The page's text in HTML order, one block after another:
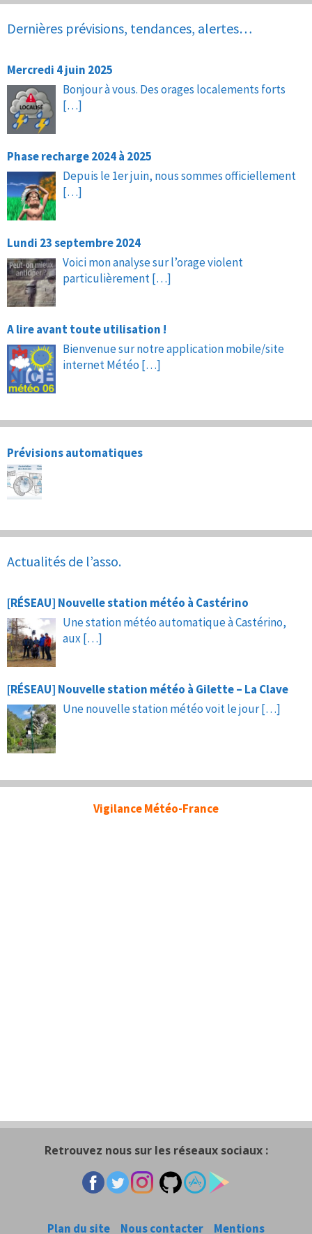
Dernières prévisions, tendances, alertes…
Mercredi 4 juin 2025
Bonjour à vous. Des orages localements forts
[…]
Phase recharge 2024 à 2025
Depuis le 1er juin, nous sommes officiellement
[…]
Lundi 23 septembre 2024
Voici mon analyse sur l’orage violent
particulièrement[…]
A lire avant toute utilisation !
Bienvenue sur notre application mobile/site
internet Météo […]
Prévisions automatiques
Actualités de l’asso.
[RÉSEAU] Nouvelle station météo à Castérino
Une station météo automatique à Castérino,
aux […]
[RÉSEAU] Nouvelle station météo à Gilette – La Clave
Une nouvelle station météo voit le jour[…]
Vigilance Météo-France
Retrouvez nous sur les réseaux sociaux :
Plan du site Nous contacter Mentions